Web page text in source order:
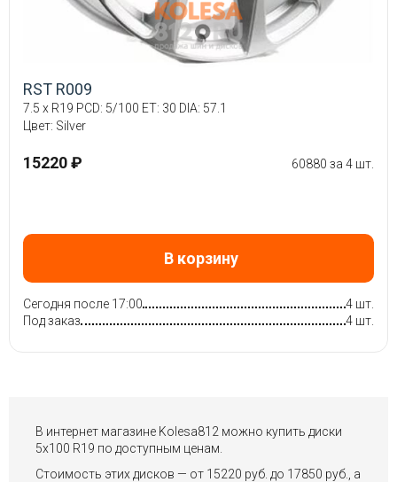
RST R009
7.5 x R19 PCD: 5/100 ET: 30 DIA: 57.1
Цвет: Silver
15220 ₽ 60880 за 4 шт.
В корзину
Сегодня после 17:00
4 шт.
Под заказ
4 шт.
В интернет магазине Kolesa812 можно купить диски
5x100 R19 по доступным ценам.
Стоимость этих дисков — от 15220 руб. до 17850 руб., а